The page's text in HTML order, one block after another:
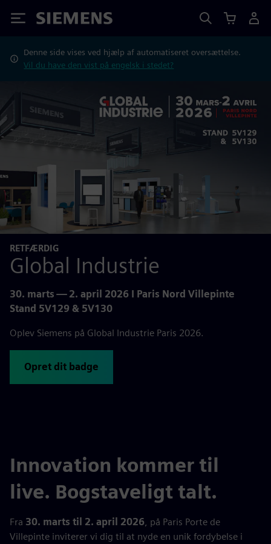
Siemens
Denne side vises ved hjælp af automatiseret oversættelse.
Vil du have den vist på engelsk i stedet?
RETFÆRDIG
Global Industrie
30. marts — 2. april 2026 I Paris Nord Villepinte
Stand 5V129 & 5V130
Oplev Siemens på Global Industrie Paris 2026.
Opret dit badge
Innovation kommer til
live. Bogstaveligt talt.
Fra 30. marts til 2. april 2026 , på Paris Porte de
Villepinte inviterer vi dig til at nyde en unik fordybelse i